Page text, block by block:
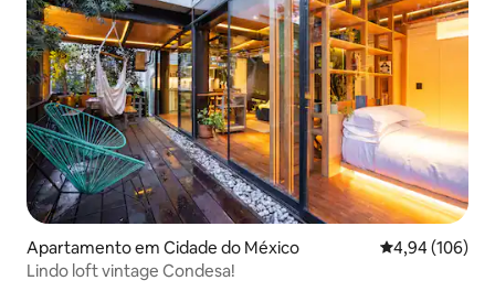
Apartamento em Cidade do México Classificação
4,94 (106)
Lindo loft vintage Condesa!